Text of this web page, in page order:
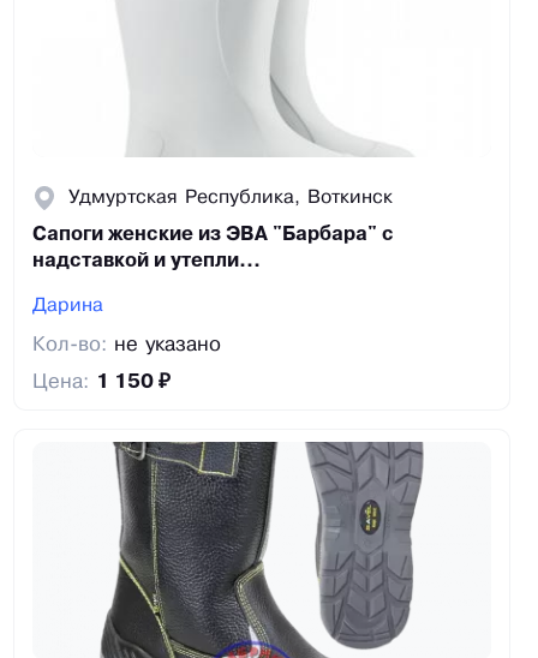
Удмуртская Республика, Воткинск
Сапоги женские из ЭВА "Барбара" с
надставкой и утепли...
Дарина
Кол-во: не указано
Цена: 1 150 ₽